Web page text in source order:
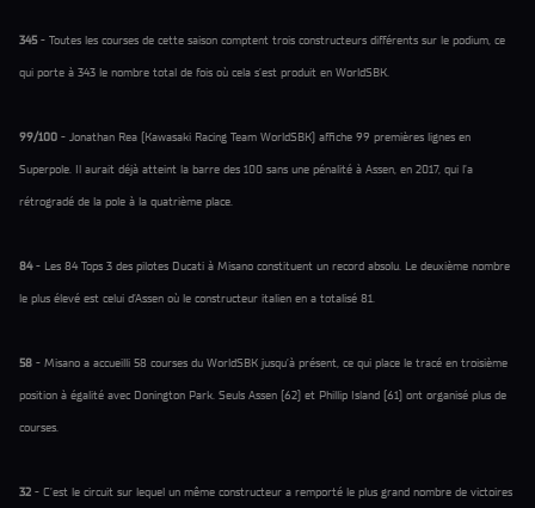
345- Toutes les courses de cette saison comptent trois constructeurs différents sur le podium, ce
qui porte à 343 le nombre total de fois où cela s’est produit en WorldSBK.
99/100 - Jonathan Rea (Kawasaki Racing Team WorldSBK) affiche 99 premières lignes en
Superpole. Il aurait déjà atteint la barre des 100 sans une pénalité à Assen, en 2017, qui l’a
rétrogradé de la pole à la quatrième place.
84- Les 84 Tops 3 des pilotes Ducati à Misano constituent un record absolu. Le deuxième nombre
le plus élevé est celui d’Assen où le constructeur italien en a totalisé 81.
58 - Misano a accueilli 58 courses du WorldSBK jusqu’à présent, ce qui place le tracé en troisième
position à égalité avec Donington Park. Seuls Assen (62) et Phillip Island (61) ont organisé plus de
courses.
32 - C’est le circuit sur lequel un même constructeur a remporté le plus grand nombre de victoires